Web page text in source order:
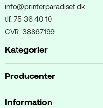
info@printerparadiset.dk
tlf. 75 36 40 10
CVR: 38867199
Kategorier
Producenter
Information